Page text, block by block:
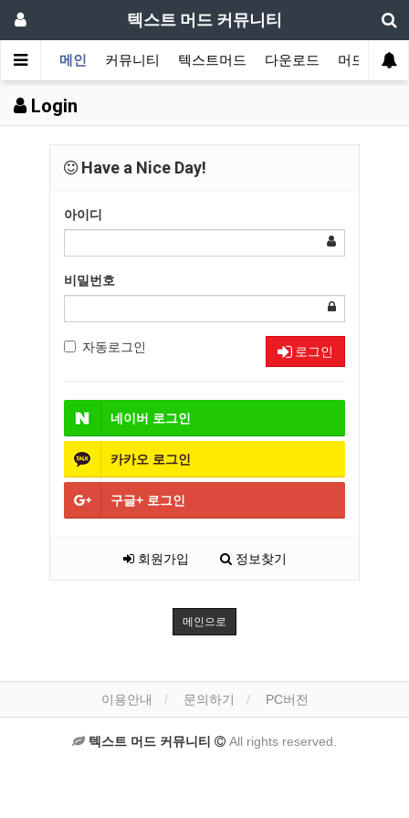
텍스트 머드 커뮤니티
메인 커뮤니티 텍스트머드 다운로드 머드 잡담
Login
Have a Nice Day!
아이디
비밀번호
자동로그인 로그인
네이버 로그인
카카오 로그인
구글+ 로그인
회원가입 정보찾기
메인으로
이용안내 문의하기 PC버전
텍스트 머드 커뮤니티 All rights reserved.